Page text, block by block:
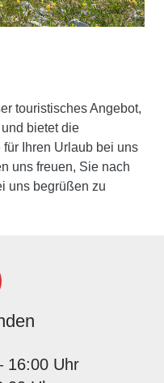
touristisches Angebot,
bietet die
Ihren Urlaub bei uns
uns freuen, Sie nach
uns begrüßen zu
16:00 Uhr